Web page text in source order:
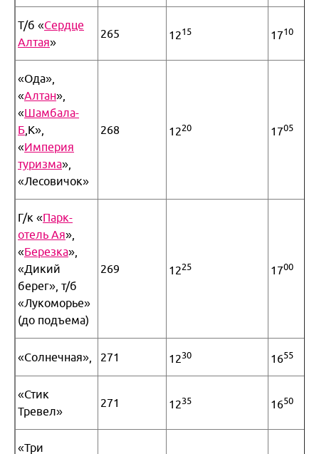
Т/б «Сердце
Алтая»
265 1215 1710
«Ода»,
«Алтан»,
«Шамбала-
Б ,К»,
«Империя
туризма»,
«Лесовичок»
268 1220 1705
Г/к «Парк-
отель Ая»,
«Березка»,
«Дикий
берег», т/б
«Лукоморье»
(до подъема)
269 1225 1700
«Солнечная», 271 1230 1655
«Стик
Тревел»
271 1235 1650
«Три